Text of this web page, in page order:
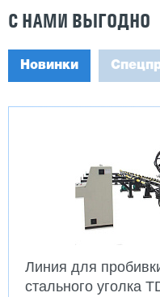
С НАМИ ВЫГОДНО
Новинки
Линия для
стального уголка